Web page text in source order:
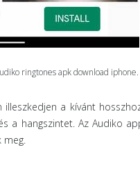
ringtones apk download iphone.
a kívánt
a hangszintet. Az Audiko
meg.